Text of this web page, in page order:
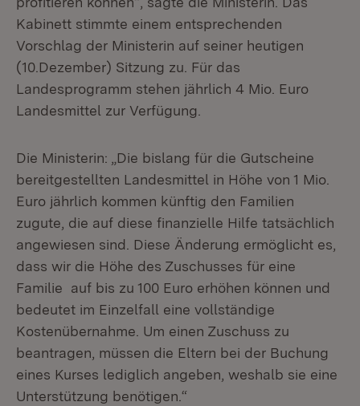
Kabinett stimmte einem entsprechenden
Vorschlag der Ministerin auf seiner heutigen
(10.Dezember) Sitzung zu. Für das
Landesprogramm stehen jährlich 4 Mio. Euro
Landesmittel zur Verfügung.
Die Ministerin: „Die bislang für die Gutscheine
bereitgestellten Landesmittel in Höhe von 1 Mio.
Euro jährlich kommen künftig den Familien
zugute, die auf diese finanzielle Hilfe tatsächlich
angewiesen sind. Diese Änderung ermöglicht es,
dass wir die Höhe des Zuschusses für eine
Familie auf bis zu 100 Euro erhöhen können und
bedeutet im Einzelfall eine vollständige
Kostenübernahme. Um einen Zuschuss zu
beantragen, müssen die Eltern bei der Buchung
eines Kurses lediglich angeben, weshalb sie eine
Unterstützung benötigen.“